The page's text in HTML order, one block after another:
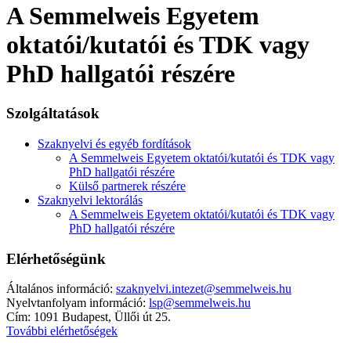
A Semmelweis Egyetem
oktatói/kutatói és TDK vagy
PhD hallgatói részére
Szolgáltatások
Szaknyelvi és egyéb fordítások
A Semmelweis Egyetem oktatói/kutatói és TDK vagy
PhD hallgatói részére
Külső partnerek részére
Szaknyelvi lektorálás
A Semmelweis Egyetem oktatói/kutatói és TDK vagy
PhD hallgatói részére
Elérhetőségünk
Általános információ: szaknyelvi.intezet@semmelweis.hu
Nyelvtanfolyam információ: lsp@semmelweis.hu
Cím: 1091 Budapest, Üllői út 25.
További elérhetőségek